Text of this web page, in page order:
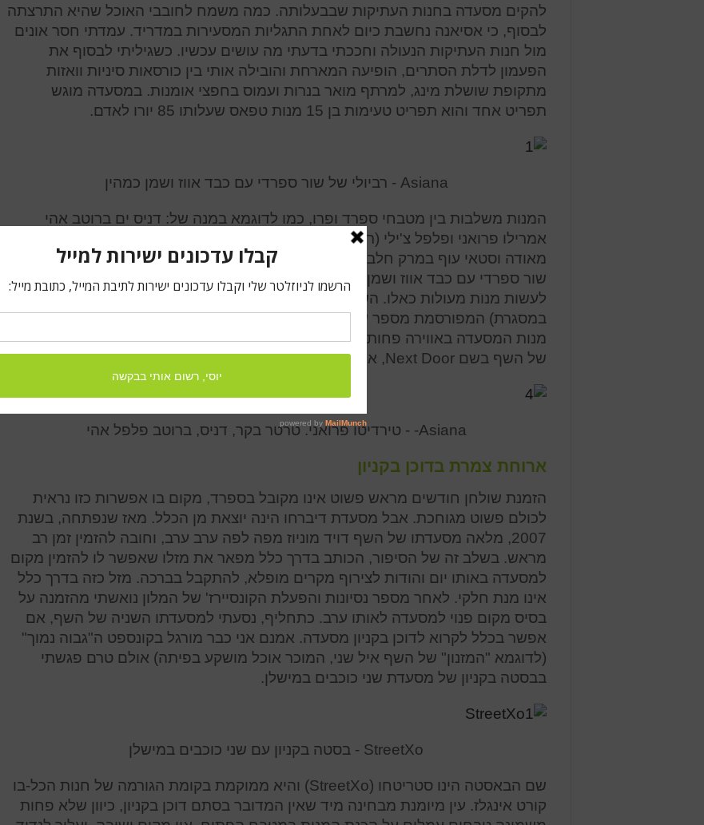
להקים מסעדה בחנות העתיקות שבבעלותה. כמה משמח לחובבי האוכל שהיא התרצתה
לבסוף, כי אסיאנה נחשבת כיום לאחת התגליות המסעירות במדריד. עמדתי חסר אונים
מול חנות העתיקות הנעולה וחככתי בדעתי מה עושים עכשיו. כשגיליתי לבסוף את
הפעמון לדלת הסתרים, הופיעה המארחת והובילה אותי בין כורסאות סיניות וואזות
מתקופת שושלת מינג, למרתף מואר בנרות ועמוס בחפצי אומנות. במסעדה מוגש
תפריט אחד והוא תפריט טעימות בן 15 מנות טפאס שעלותו 85 יורו לאדם.
Asiana - רביולי של שור ספרדי עם כבד אווז ושמן כמהין
המנות משלבות בין מטבחי ספרד ופרו, כמו לדוגמא במנה של: דניס ים ברוטב אהי
אמרילו פרואני ופלפל צ'ילי (רוקוטו) דרום אמריקאי. מנה נפלאה אחרת היתה לחמניה
מאודה וסטאי עוף במרק חלב קוקוס מוקצף חריף. מנה עדינה וטעימה היתה רביולי של
שור ספרדי עם כבד אווז ושמן כמהין. מסתבר שצריך קצת יותר מספר בישול טוב כדי
לעשות מנות מעולות כאלו. השף חיימה רנדו ושותפו היפני עבדו במסעדת אל בולי (ראה
במסגרת) המפורסמת מספר שנים לפני שפתחו את המסעדה. מי שמעדיף לטעום את
מנות המסעדה באווירה פחות פורמאלית ובמחיר נמוך יותר, יעדיף את מסעדתו השניה
של השף בשם Next Door, אשר הפלא ופלא, אכן ממוקמת בסמיכות לאסיאנה.
Asiana- - טירדיטו פרואני. טרטר בקר, דניס, ברוטב פלפל אהי
ארוחת צמרת בדוכן בקניון
הזמנת שולחן חודשים מראש פשוט אינו מקובל בספרד, מקום בו אפשרות כזו נראית
לכולם פשוט מגוחכת. אבל מסעדת דיברחו הינה יוצאת מן הכלל. מאז שנפתחה, בשנת
2007, מלאה מסעדתו של השף דויד מוניוז מפה לפה ערב ערב, וחובה להזמין זמן רב
מראש. בשלב זה של הסיפור, הכותב בדרך כלל מפאר את מזלו שאפשר לו להזמין מקום
למסעדה באותו יום והודות לצירוף מקרים מופלא, להתקבל בברכה. מזל כזה בדרך כלל
אינו מנת חלקי. לאחר מספר נסיונות והפעלת הקונסיירז' של המלון נואשתי מהזמנה על
בסיס מקום פנוי למסעדה לאותו ערב. כתחליף, נסעתי למסעדתו השניה של השף, אם
אפשר בכלל לקרוא לדוכן בקניון מסעדה. אמנם אני כבר מורגל בקונספט ה"גבוה נמוך"
(לדוגמא "המזנון" של השף איל שני, המוכר אוכל מושקע בפיתה) אולם טרם פגשתי
בבסטה בקניון של מסעדת שני כוכבים במישלן.
StreetXo - בסטה בקניון עם שני כוכבים במישלן
שם הבאסטה הינו סטריטחו (StreetXo) והיא ממוקמת בקומת הגורמה של חנות הכל-בו
קורט אינגלז. עין מיומנת מבחינה מיד שאין המדובר בסתם דוכן בקניון, כיוון שלא פחות